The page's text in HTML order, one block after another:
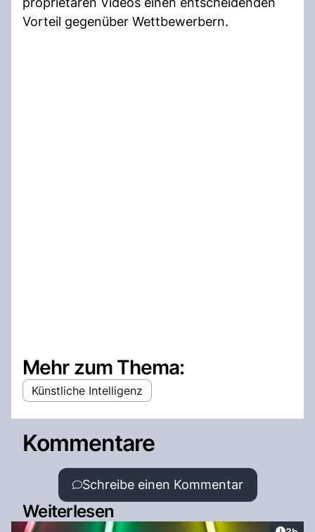
Vorteil gegenüber Wettbewerbern.
Mehr zum Thema:
Künstliche Intelligenz
Kommentare
Schreibe einen Kommentar
Weiterlesen